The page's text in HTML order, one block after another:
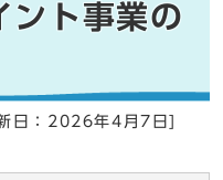
ント事業の
日： 2026年4月7日